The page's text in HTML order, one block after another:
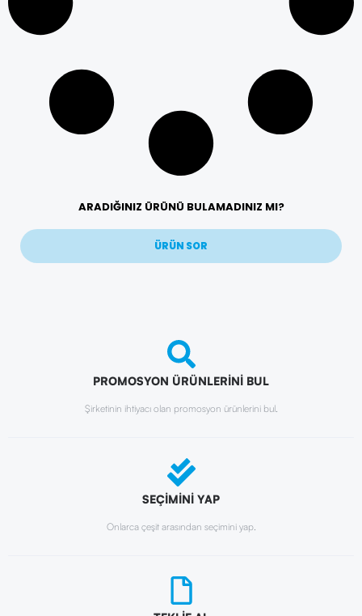
ARADIĞINIZ ÜRÜNÜ BULAMADINIZ MI?
ÜRÜN SOR
PROMOSYON ÜRÜNLERİNİ BUL
Şirketinin ihtiyacı olan promosyon ürünlerini bul.
SEÇİMİNİ YAP
Onlarca çeşit arasından seçimini yap.